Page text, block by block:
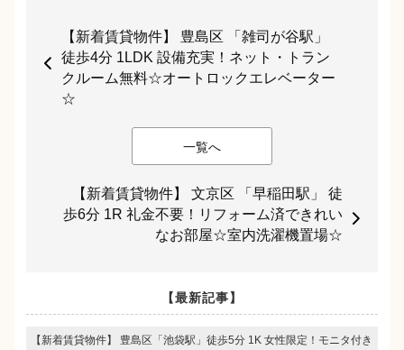
【新着賃貸物件】 豊島区 「雑司が谷駅」
徒歩4分 1LDK 設備充実！ネット・トラン
クルーム無料☆オートロックエレベーター
☆
一覧へ
【新着賃貸物件】 文京区 「早稲田駅」 徒
歩6分 1R 礼金不要！リフォーム済できれい
なお部屋☆室内洗濯機置場☆
【最新記事】
【新着賃貸物件】 豊島区「池袋駅」徒歩5分 1K 女性限定！モニタ付き